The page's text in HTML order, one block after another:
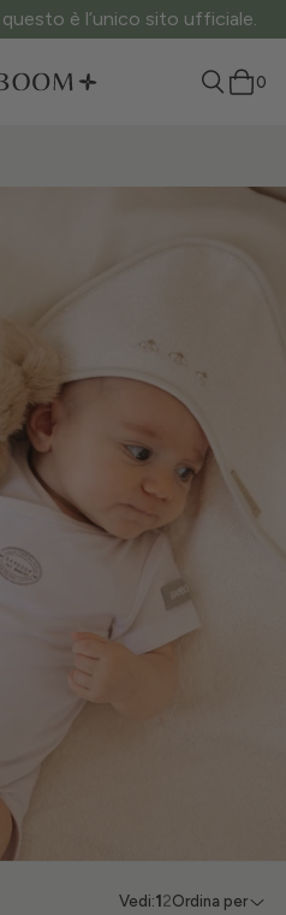
è l’unico sito ufficiale.
0
Vedi:1 2Ordina per